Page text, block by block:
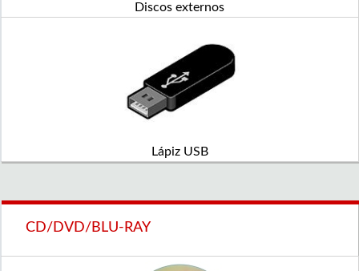
Discos externos
Lápiz USB
CD/DVD/BLU-RAY